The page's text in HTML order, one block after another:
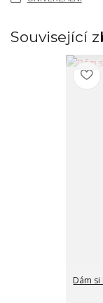
Související
Dám